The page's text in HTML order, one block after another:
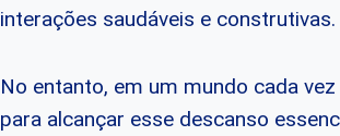
interações saudáveis e construtivas.
No entanto, em um mundo cada
para alcançar esse descanso